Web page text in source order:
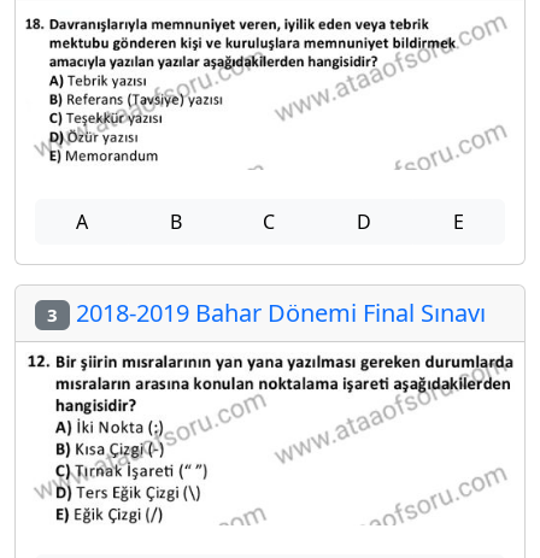
A B C D E
3 2018-2019 Bahar Dönemi Final Sınavı